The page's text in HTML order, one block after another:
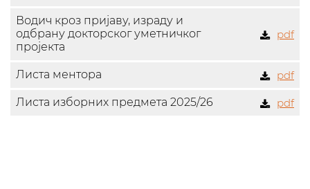
Водич кроз пријаву, израду и
одбрану докторског уметничког
пројекта
pdf
Листа ментора pdf
Листа изборних предмета 2025/26 pdf